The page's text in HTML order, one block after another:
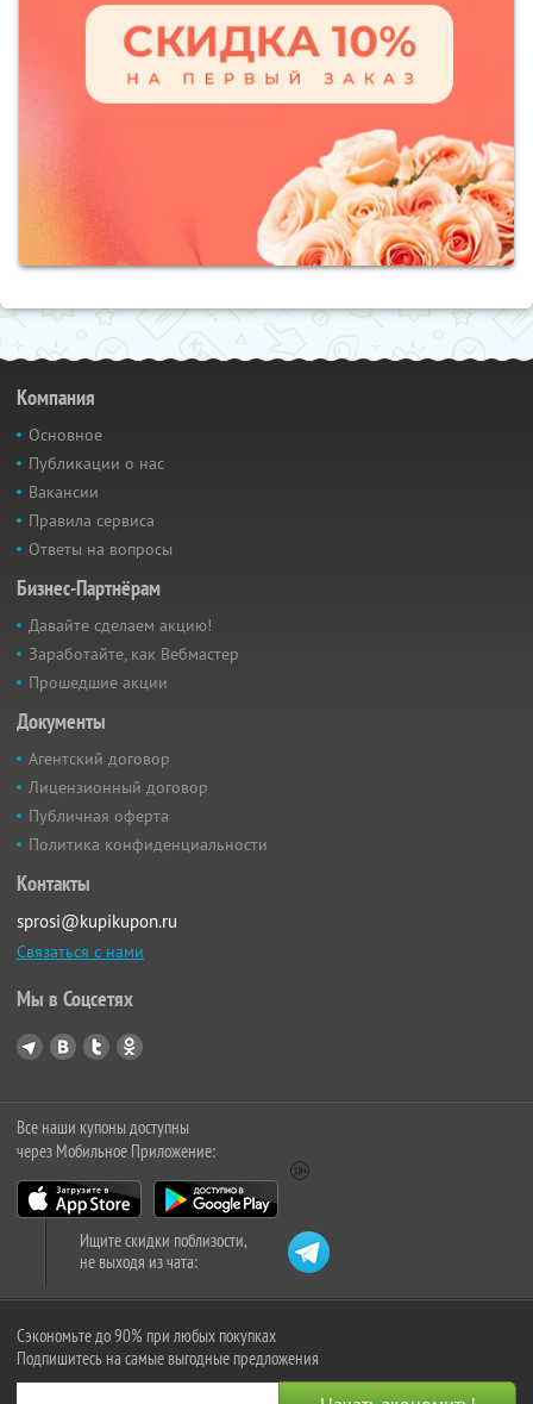
Компания
Основное
Публикации о нас
Вакансии
Правила сервиса
Ответы на вопросы
Бизнес-Партнёрам
Давайте сделаем акцию!
Заработайте, как Вебмастер
Прошедшие акции
Документы
Агентский договор
Лицензионный договор
Публичная оферта
Политика конфиденциальности
Контакты
sprosi@kupikupon.ru
Связаться с нами
Мы в Соцсетях
Все наши купоны доступны
через Мобильное Приложение:
Ищите скидки поблизости,
не выходя из чата:
Сэкономьте до 90% при любых покупках
Подпишитесь на самые выгодные предложения